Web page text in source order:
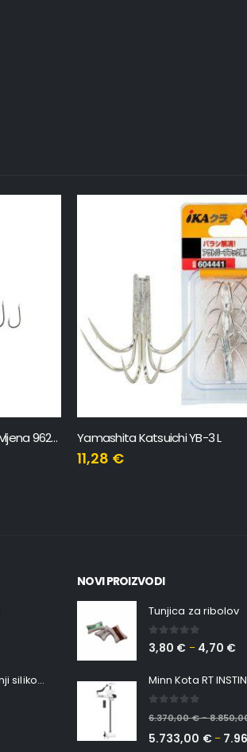
Maruto Udica Black Nickel Zakrivljena 9624BN Yamashita Katsuichi YB-3 L
11,28 €
Šetač HOLO srednji silikonska Ribica Belgrade Walker
NOVI PROIZVODI
Tunjica za ribolov
0 out of 5
3,80 € – 4,70 €
6.370,00€–
5.733,00 €–